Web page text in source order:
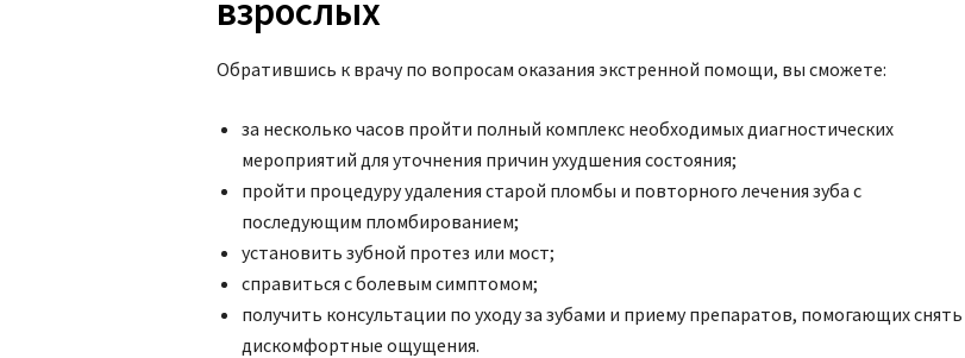
взрослых
Обратившись к врачу по вопросам оказания экстренной помощи, вы сможете:
за несколько часов пройти полный комплекс необходимых диагностических
мероприятий для уточнения причин ухудшения состояния;
пройти процедуру удаления старой пломбы и повторного лечения зуба с
последующим пломбированием;
установить зубной протез или мост;
справиться с болевым симптомом;
получить консультации по уходу за зубами и приему препаратов, помогающих снять
дискомфортные ощущения.